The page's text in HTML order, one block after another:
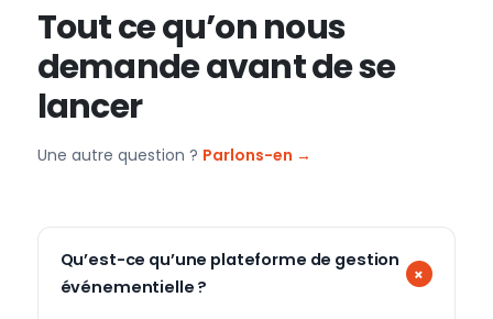
Tout ce qu’on nous
demande avant de se
lancer
Une autre question ? Parlons-en →
Qu’est-ce qu’une plateforme de gestion
événementielle ?